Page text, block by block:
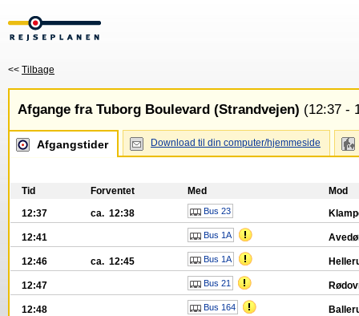
<< Tilbage
Afgange fra Tuborg Boulevard (Strandvejen) (12:37 -
Afgangstider Download til din computer/hjemmeside
Tid Forventet Med
Mod
12:37
ca. 12:38 Bus 23
12:41 Bus 1A
12:46 ca. 12:45 Bus 1A
12:47 Bus 21
12:48 Bus 164